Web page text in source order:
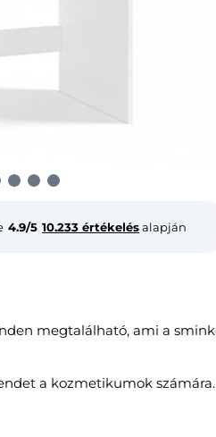
4.9/5 10.233 értékelésalapján
megtalálható, ami a
a kozmetikumok